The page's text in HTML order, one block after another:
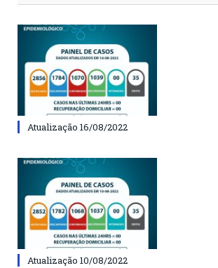
Atualização 16/08/2022
Atualização 10/08/2022